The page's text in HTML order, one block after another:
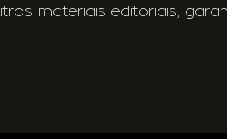
materiais editoriais,